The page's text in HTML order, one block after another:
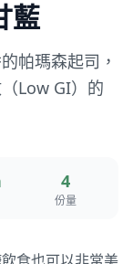
藍
帕瑪森起司，
Low GI）的
4
份量